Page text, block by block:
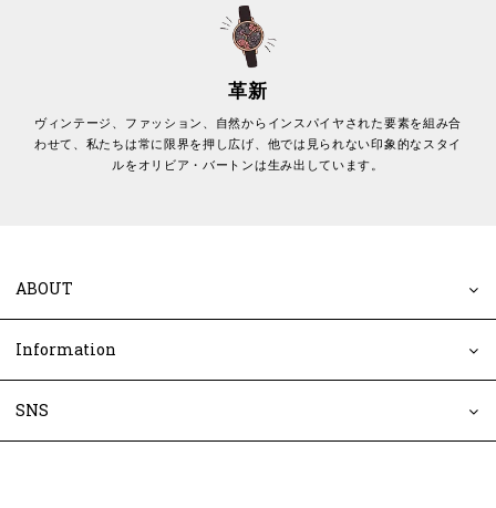
革新
ヴィンテージ、ファッション、自然からインスパイヤされた要素を組み合
わせて、私たちは常に限界を押し広げ、他では見られない印象的なスタイ
ルをオリビア・バートンは生み出しています。
ABOUT
Information
SNS